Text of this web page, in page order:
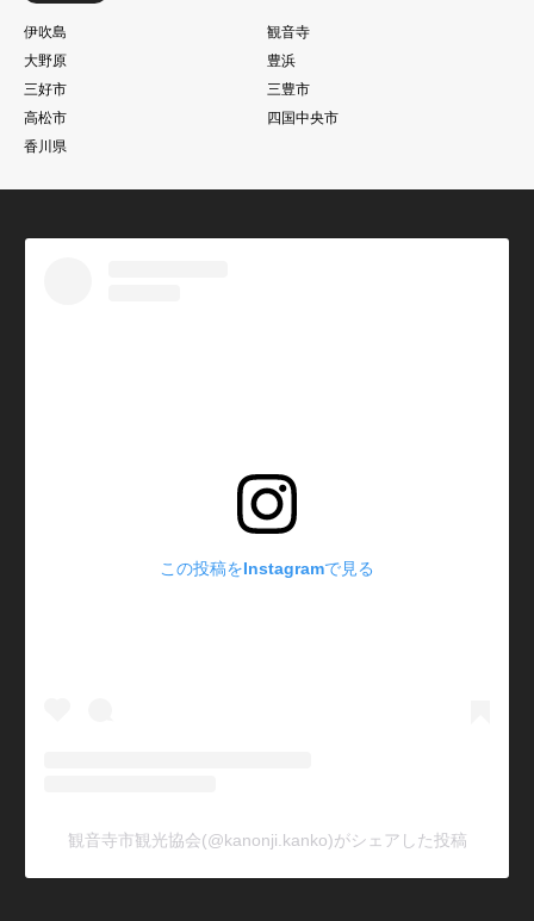
伊吹島
観音寺
大野原
豊浜
三好市
三豊市
高松市
四国中央市
香川県
この投稿をInstagramで見る
観音寺市観光協会(@kanonji.kanko)がシェアした投稿